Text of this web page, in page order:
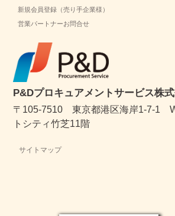
新規会員登録（売り手企業様）
営業パートナーお問合せ
P&Dプロキュアメントサービス株
〒105-7510 東京都港区海岸1-7-1
トシティ竹芝11階
サイトマップ